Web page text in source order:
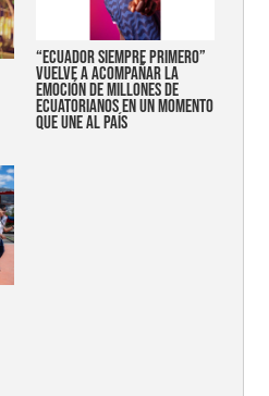
“Ecuador siempre primero”
vuelve a acompañar la
emoción de millones de
ecuatorianos en un momento
que une al país